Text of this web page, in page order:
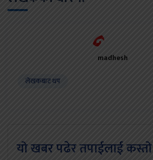
madhesh
लेखकबाट थप
यो खबर पढेर तपाईलाई